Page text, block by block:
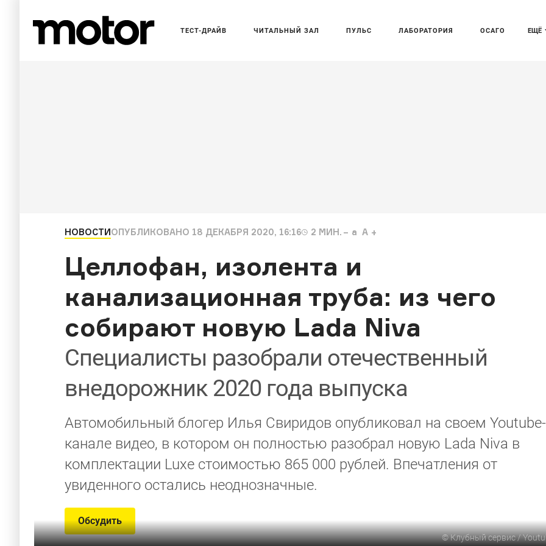
ЕЩЁ
ТЕСТ-ДРАЙВ ЧИТАЛЬНЫЙ ЗАЛ ПУЛЬС ЛАБОРАТОРИЯ ОСАГО
НОВОСТИОПУБЛИКОВАНО 18 ДЕКАБРЯ 2020, 16:16 2 МИН. a A
Целлофан, изолента и
канализационная труба: из чего
собирают новую Lada Niva
Специалисты разобрали отечественный
внедорожник 2020 года выпуска
Автомобильный блогер Илья Свиридов опубликовал на своем Youtube-
канале видео, в котором он полностью разобрал новую Lada Niva в
комплектации Luxe стоимостью 865 000 рублей. Впечатления от
увиденного остались неоднозначные.
Обсудить
©Клубный сервис /